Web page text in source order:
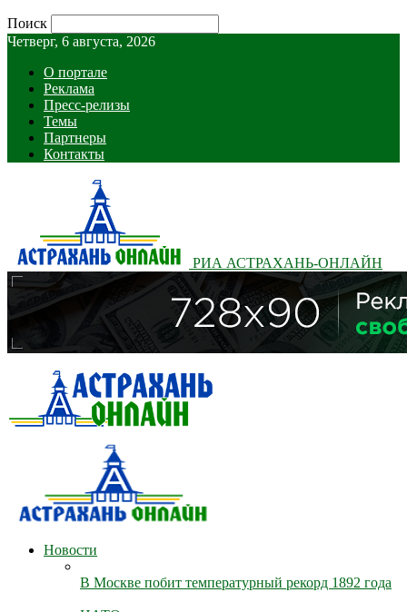
Поиск
Четверг, 6 августа, 2026
О портале
Реклама
Пресс-релизы
Темы
Партнеры
Контакты
РИА АСТРАХАНЬ-ОНЛАЙН
Новости
В Москве побит температурный рекорд 1892 года